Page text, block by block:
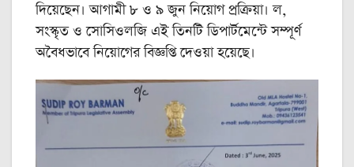
দিয়েছেন। আগামী ৮ ও ৯ জুন নিয়োগ প্রক্রিয়া। ল,
সংস্কৃত ও সোসিওলজি এই তিনটি ডিপার্টমেন্টে সম্পূর্ণ
অবৈধভাবে নিয়োগের বিজ্ঞপ্তি দেওয়া হয়েছে।